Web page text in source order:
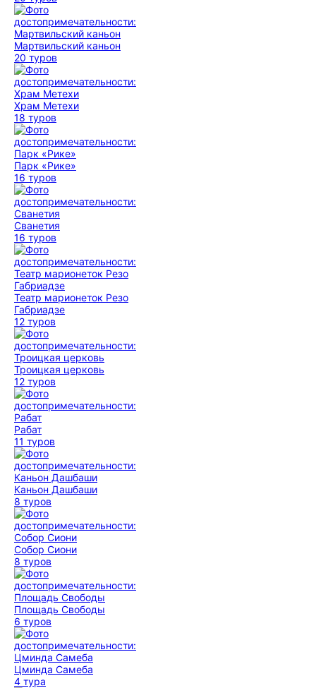
Мартвильский каньон
20 туров
Храм Метехи
18 туров
Парк «Рике»
16 туров
Сванетия
16 туров
Театр марионеток Резо
Габриадзе
12 туров
Троицкая церковь
12 туров
Рабат
11 туров
Каньон Дашбаши
8 туров
Собор Сиони
8 туров
Площадь Свободы
6 туров
Цминда Самеба
4 тура